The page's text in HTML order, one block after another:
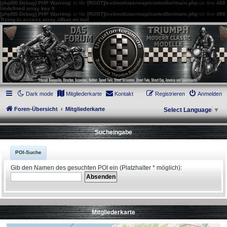
[phpBB Debug] PHP Warning: in file [ROOT]/ext/mot/usermap/controller/main.php on line 488:
Undefined array key 0
[phpBB Debug] PHP Warning: in file [ROOT]/ext/mot/usermap/controller/main.php on line 488:
Trying to access array offset on null
thruxton-forum.de
DAS FORUM! Alles rund um die Triumph Modern Classic Modelle. Das Forum für
die New Bonneville Baureihen ab BJ 2001. Triumph Bonneville, Thruxton,
Scrambler, Bobber, Speed Twin, Street Scrambler, Street Twin, Street Cup, America
und Speedmaster.
Dark mode
Mitgliederkarte Kontakt Anmelden
Registrieren
Foren-Übersicht Mitgliederkarte Select Language ▼
Sucheingabe
POI-Suche
Gib den Namen des gesuchten POI ein (Platzhalter * möglich):
Mitgliederkarte